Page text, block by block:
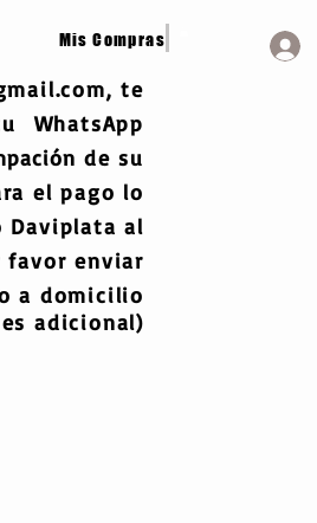
Mis Compras
, te
WhatsApp
de su
el pago lo
Daviplata al
favor enviar
a domicilio
adicional)